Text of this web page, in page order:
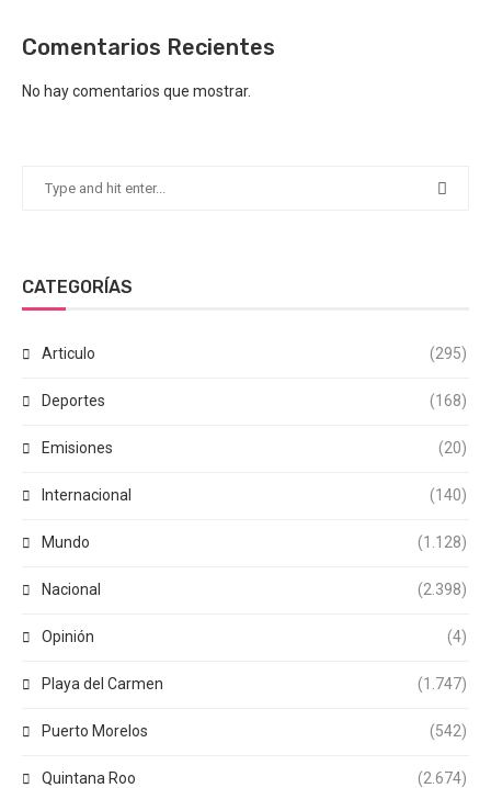
Comentarios Recientes
No hay comentarios que mostrar.
CATEGORÍAS
Articulo (295)
Deportes (168)
Emisiones (20)
Internacional (140)
Mundo (1.128)
Nacional (2.398)
Opinión (4)
Playa del Carmen (1.747)
Puerto Morelos (542)
Quintana Roo (2.674)